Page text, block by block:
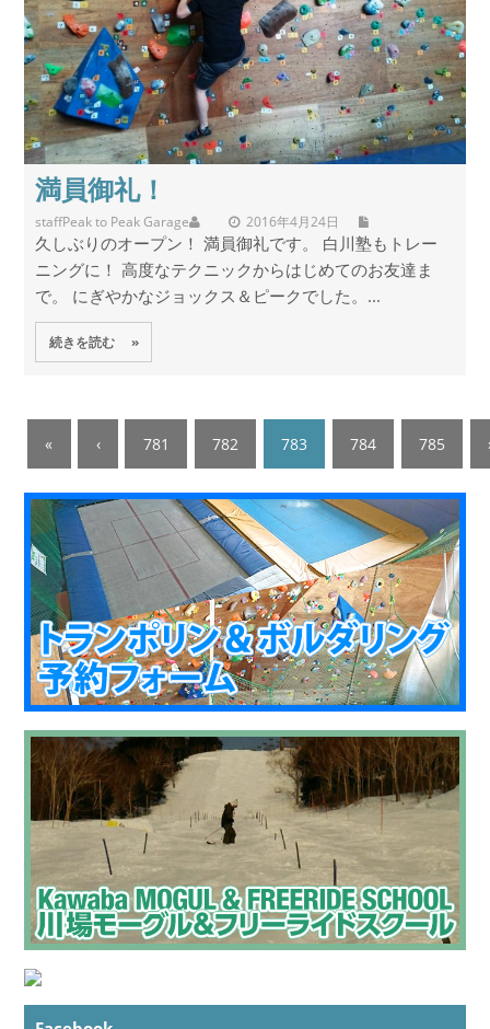
満員御礼！
staff 2016年4月24日
Peak to Peak Garage
久しぶりのオープン！ 満員御礼です。 白川塾もトレー
ニングに！ 高度なテクニックからはじめてのお友達ま
で。 にぎやかなジョックス＆ピークでした。...
続きを読む »
« ‹ 781 782 783 784 785